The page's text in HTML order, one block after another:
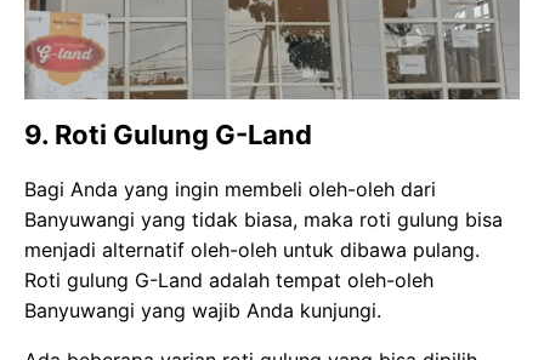
9. Roti Gulung G-Land
Bagi Anda yang ingin membeli oleh-oleh dari
Banyuwangi yang tidak biasa, maka roti gulung bisa
menjadi alternatif oleh-oleh untuk dibawa pulang.
Roti gulung G-Land adalah tempat oleh-oleh
Banyuwangi yang wajib Anda kunjungi.